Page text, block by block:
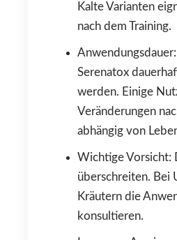
Kalte Varianten
nach dem Training.
Serenatox
werden. Einige
Veränderungen
abhängig von
Wichtige Vorsicht:
überschreiten. Bei
Kräutern die
konsultieren.